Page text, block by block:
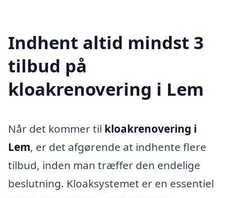
Indhent altid mindst 3
tilbud på
kloakrenovering i Lem
Når det kommer til kloakrenovering i
Lem, er det afgørende at indhente flere
tilbud, inden man træffer den endelige
beslutning. Kloaksystemet er en essentiel